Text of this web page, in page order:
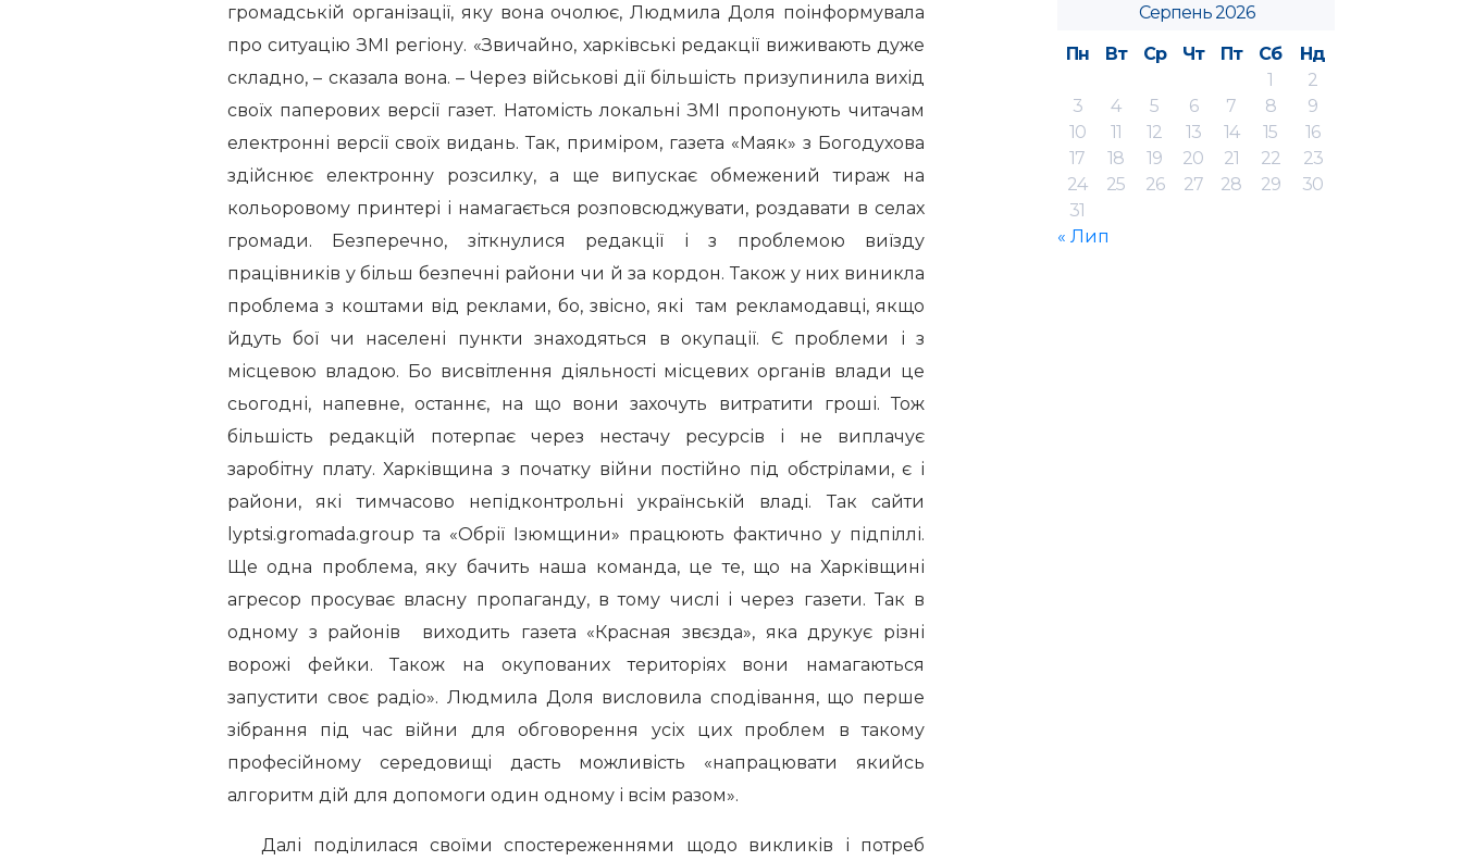
громадській організації, яку вона очолює, Людмила Доля поінформувала
про ситуацію ЗМІ регіону. «Звичайно, харківські редакції виживають дуже
складно, – сказала вона. – Через військові дії більшість призупинила вихід
своїх паперових версії газет. Натомість локальні ЗМІ пропонують читачам
електронні версії своїх видань. Так, приміром, газета «Маяк» з Богодухова
здійснює електронну розсилку, а ще випускає обмежений тираж на
кольоровому принтері і намагається розповсюджувати, роздавати в селах
громади. Безперечно, зіткнулися редакції і з проблемою виїзду
працівників у більш безпечні райони чи й за кордон. Також у них виникла
проблема з коштами від реклами, бо, звісно, які там рекламодавці, якщо
йдуть бої чи населені пункти знаходяться в окупації. Є проблеми і з
місцевою владою. Бо висвітлення діяльності місцевих органів влади це
сьогодні, напевне, останнє, на що вони захочуть витратити гроші. Тож
більшість редакцій потерпає через нестачу ресурсів і не виплачує
заробітну плату. Харківщина з початку війни постійно під обстрілами, є і
райони, які тимчасово непідконтрольні українській владі. Так сайти
lyptsi.gromada.group та «Обрії Ізюмщини» працюють фактично у підпіллі.
Ще одна проблема, яку бачить наша команда, це те, що на Харківщині
агресор просуває власну пропаганду, в тому числі і через газети. Так в
одному з районів виходить газета «Красная звєзда», яка друкує різні
ворожі фейки. Також на окупованих територіях вони намагаються
запустити своє радіо». Людмила Доля висловила сподівання, що перше
зібрання під час війни для обговорення усіх цих проблем в такому
професійному середовищі дасть можливість «напрацювати якийсь
алгоритм дій для допомоги один одному і всім разом».
Далі поділилася своїми спостереженнями щодо викликів і потреб
Серпень 2026
Пн
Вт Ср Чт Пт Сб
Нд
1
2
3
4 5 6 7 8
9
10
11 12 13 14 15
16
17
18 19 20 21 22
23
24
25 26 27 28 29
30
31
« Лип